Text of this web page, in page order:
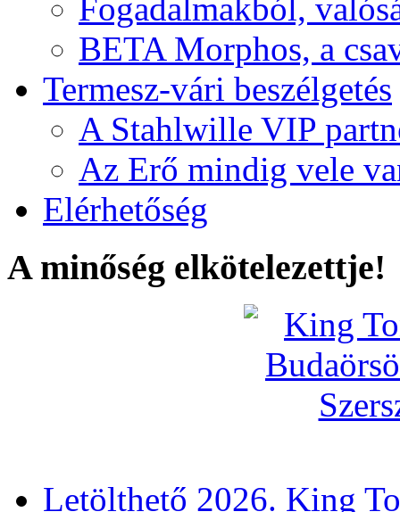
Fogadalmakból,
BETA Morphos, a
Termesz-vári beszélgetés
A Stahlwille VIP
Az Erő mindig vele
Elérhetőség
A minőség elkötelezettje!
Letölthető 2026. King